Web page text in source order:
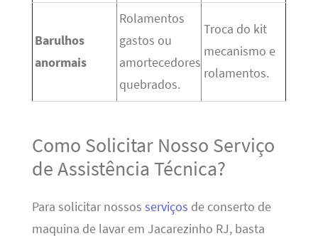
Barulhos
anormais
Rolamentos
gastos ou
amortecedores
quebrados.
Troca do kit
mecanismo e
rolamentos.
Como Solicitar Nosso Serviço
de Assistência Técnica?
Para solicitar nossos serviços de conserto de
maquina de lavar em Jacarezinho RJ, basta